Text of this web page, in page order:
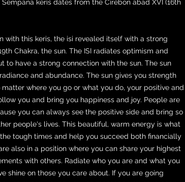
keris dates from the Cirebon abad XVI (16th
with this keris, the isi revealed itself with a strong
Chakra, the sun. The ISI radiates optimism and
to have a strong connection with the sun. The sun
and abundance. The sun gives you strength
where you go or what you do, your positive and
you and bring you happiness and joy. People are
you can always see the positive side and bring so
people's lives. This beautiful, warm energy is what
tough times and help you succeed both financially
also in a position where you can share your highest
with others. Radiate who you are and what you
shine on those you care about. If you are going